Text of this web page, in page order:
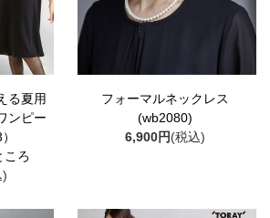
る夏用
ンピー
ころ
)
フォーマルネックレス
(wb2080)
6,900円(税込)